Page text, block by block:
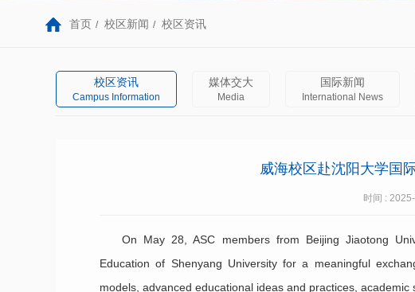
首页 / 校区新闻 / 校区资讯
校区资讯
Campus Information
媒体交大
Media
国际新闻
International News
威海校区赴沈阳大学国
时间 :
On May 28, ASC members from Beijing Jiaotong
Education of Shenyang University for a meaningful
models, advanced educational ideas and practices,